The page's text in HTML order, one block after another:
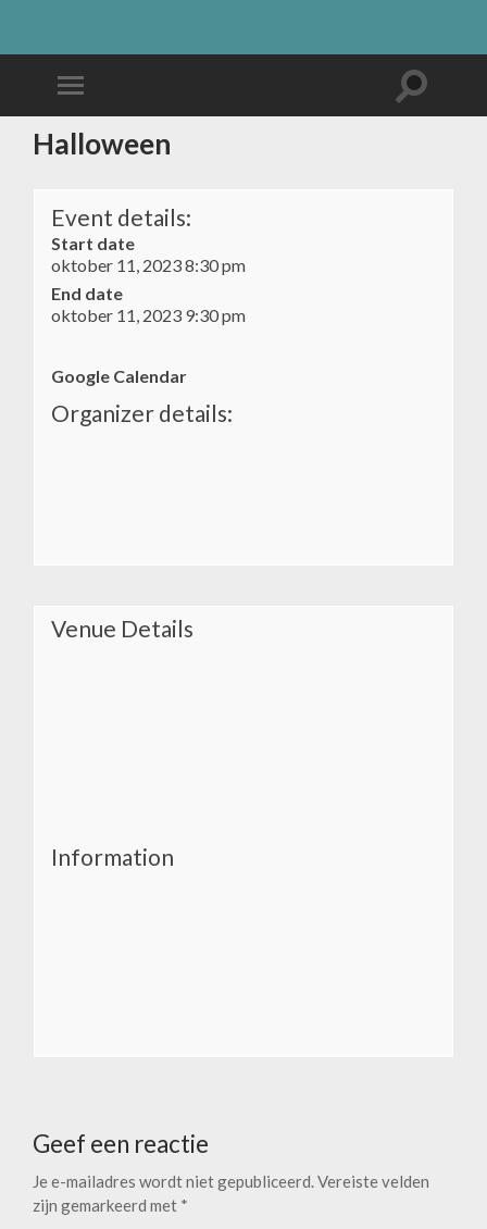
Halloween
Event details:
Start date
oktober 11, 2023 8:30 pm
End date
oktober 11, 2023 9:30 pm
Google Calendar
Organizer details:
Venue Details
Information
Geef een reactie
Je e-mailadres wordt niet gepubliceerd. Vereiste velden
zijn gemarkeerd met *